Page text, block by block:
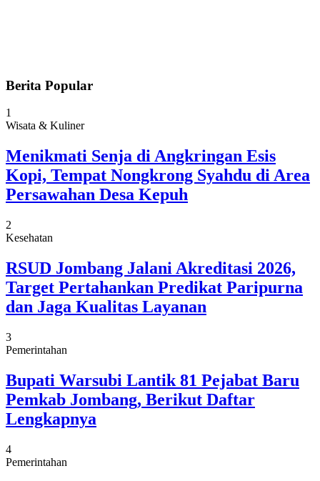
Berita Popular
1
Wisata & Kuliner
Menikmati Senja di Angkringan Esis
Kopi, Tempat Nongkrong Syahdu di Area
Persawahan Desa Kepuh
2
Kesehatan
RSUD Jombang Jalani Akreditasi 2026,
Target Pertahankan Predikat Paripurna
dan Jaga Kualitas Layanan
3
Pemerintahan
Bupati Warsubi Lantik 81 Pejabat Baru
Pemkab Jombang, Berikut Daftar
Lengkapnya
4
Pemerintahan